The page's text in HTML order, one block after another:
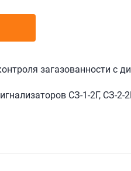
загазованности с
СЗ-1-2Г, СЗ-2-